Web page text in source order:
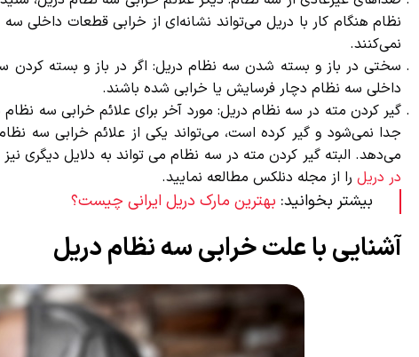
نظام هنگام کار با دریل می‌تواند نشانه‌ای از خرابی قطعات
نمی‌کنند.
سختی در باز و بسته شدن سه نظام دریل: اگر در باز و بسته کردن
داخلی سه نظام دچار فرسایش یا خرابی شده باشند.
گیر کردن مته در سه نظام دریل: مورد آخر برای علائم خرابی سه نظام
جدا نمی‌شود و گیر کرده است، می‌تواند یکی از علائم خرابی سه
می‌دهد. البته گیر کردن مته در سه نظام می تواند به دلایل دیگری
در دریلرا از مجله دنلکس مطالعه نمایید.
بیشتر بخوانید:بهترین مارک دریل ایرانی چیست؟
آشنایی با علت خرابی سه نظام دریل